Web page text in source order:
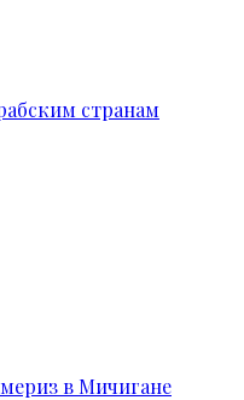
странам
в Мичигане